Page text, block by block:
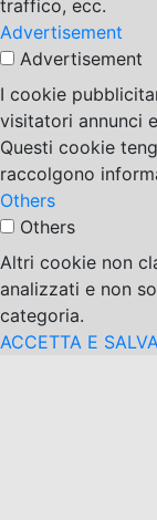
traffico, ecc.
Advertisement
Advertisement
I cookie
visitatori annunci
Questi cookie
raccolgono
Others
Others
Altri cookie non
analizzati e non
categoria.
ACCETTA E